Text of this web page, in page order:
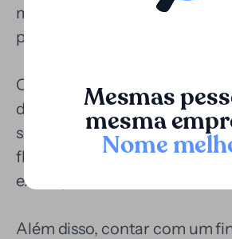
Mesmas
mesma
Nome
montante, com elementos
por anos e exigir
O modelo da Loopa permite
da reivindicação e cobrir os
seu capital. Isso é
fluxo de caixa ou para
execuções,
Além disso, contar com um